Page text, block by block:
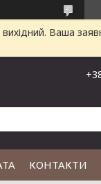
Ваша
КОНТАКТИ